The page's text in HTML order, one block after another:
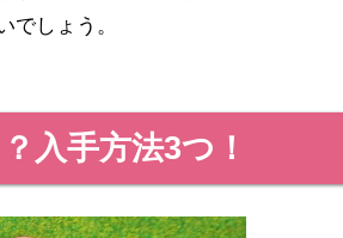
でしょう。
入手方法3つ！